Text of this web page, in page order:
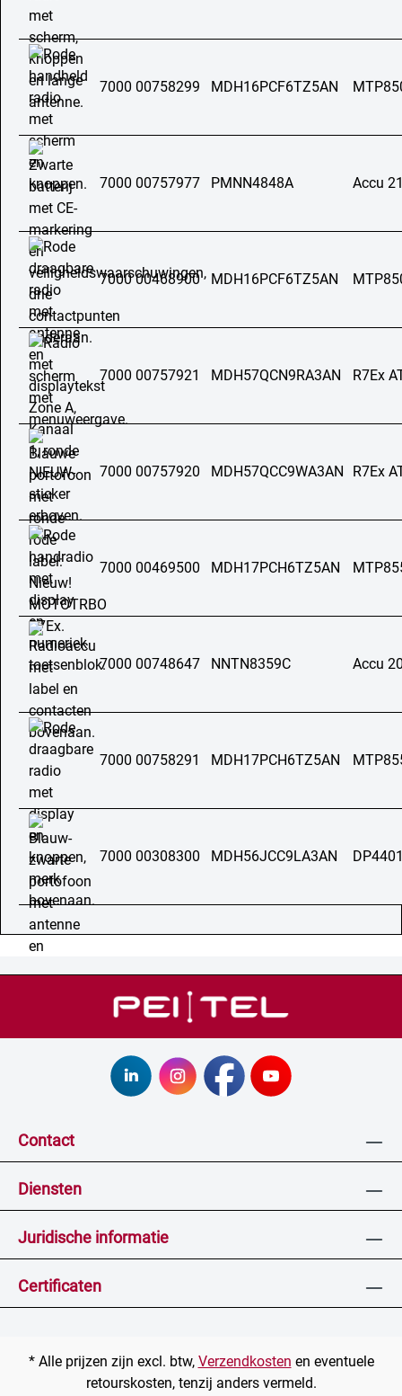
7000 00758299 MDH16PCF6TZ5AN
7000 00757977 PMNN4848A Accu
7000 00468900 MDH16PCF6TZ5AN
7000 00757921 MDH57QCN9RA3AN R7Ex
7000 00757920 MDH57QCC9WA3AN R7Ex
7000 00469500 MDH17PCH6TZ5AN
7000 00748647 NNTN8359C Accu
7000 00758291 MDH17PCH6TZ5AN
7000 00308300 MDH56JCC9LA3AN
Contact
Diensten
Juridische informatie
Certificaten
* Alle prijzen zijn excl. btw, Verzendkosten en eventuele
retourskosten, tenzij anders vermeld.